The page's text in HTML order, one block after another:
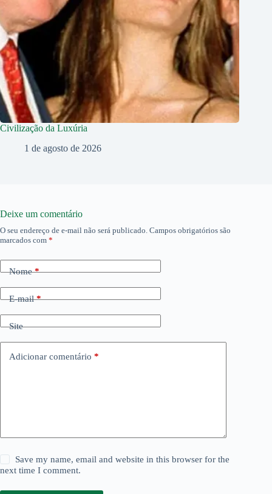
Civilização da Luxúria
1 de agosto de 2026
Deixe um comentário
O seu endereço de e-mail não será publicado. Campos obrigatórios são
marcados com *
Nome*
E-mail*
Site
Adicionar comentário *
Save my name, email and website in this browser for the
next time I comment.